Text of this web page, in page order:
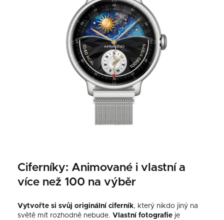
Ciferníky: Animované i vlastní a
více než 100 na výběr
Vytvořte si svůj originální ciferník, který nikdo jiný na
světě mít rozhodně nebude. Vlastní fotografie je